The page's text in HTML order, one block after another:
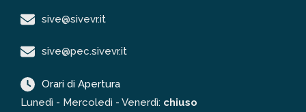
sive@sivevr.it
sive@pec.sivevr.it
Orari di Apertura
Lunedì - Mercoledì - Venerdì: chiuso